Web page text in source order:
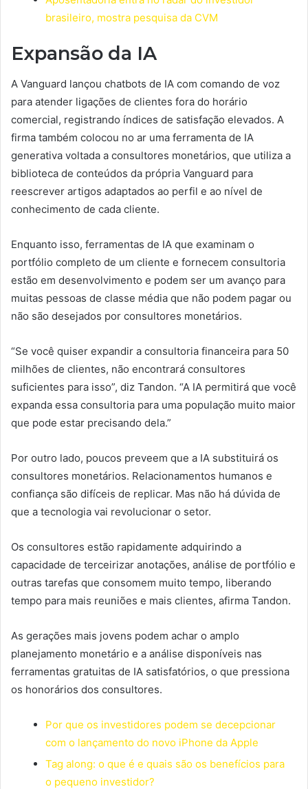
brasileiro, mostra pesquisa da CVM
Expansão da IA
A Vanguard lançou chatbots de IA com comando de voz
para atender ligações de clientes fora do horário
comercial, registrando índices de satisfação elevados. A
firma também colocou no ar uma ferramenta de IA
generativa voltada a consultores monetários, que utiliza a
biblioteca de conteúdos da própria Vanguard para
reescrever artigos adaptados ao perfil e ao nível de
conhecimento de cada cliente.
Enquanto isso, ferramentas de IA que examinam o
portfólio completo de um cliente e fornecem consultoria
estão em desenvolvimento e podem ser um avanço para
muitas pessoas de classe média que não podem pagar ou
não são desejados por consultores monetários.
“Se você quiser expandir a consultoria financeira para 50
milhões de clientes, não encontrará consultores
suficientes para isso”, diz Tandon. “A IA permitirá que você
expanda essa consultoria para uma população muito maior
que pode estar precisando dela.”
Por outro lado, poucos preveem que a IA substituirá os
consultores monetários. Relacionamentos humanos e
confiança são difíceis de replicar. Mas não há dúvida de
que a tecnologia vai revolucionar o setor.
Os consultores estão rapidamente adquirindo a
capacidade de terceirizar anotações, análise de portfólio e
outras tarefas que consomem muito tempo, liberando
tempo para mais reuniões e mais clientes, afirma Tandon.
As gerações mais jovens podem achar o amplo
planejamento monetário e a análise disponíveis nas
ferramentas gratuitas de IA satisfatórios, o que pressiona
os honorários dos consultores.
Por que os investidores podem se decepcionar
com o lançamento do novo iPhone da Apple
Tag along: o que é e quais são os benefícios para
o pequeno investidor?